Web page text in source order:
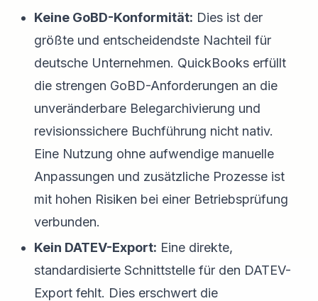
Keine GoBD-Konformität: Dies ist der
größte und entscheidendste Nachteil für
deutsche Unternehmen. QuickBooks erfüllt
die strengen GoBD-Anforderungen an die
unveränderbare Belegarchivierung und
revisionssichere Buchführung nicht nativ.
Eine Nutzung ohne aufwendige manuelle
Anpassungen und zusätzliche Prozesse ist
mit hohen Risiken bei einer Betriebsprüfung
verbunden.
Kein DATEV-Export: Eine direkte,
standardisierte Schnittstelle für den DATEV-
Export fehlt. Dies erschwert die